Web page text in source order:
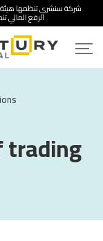
شركة سنشري تنظمها هيئة
الرفع المالي
trading